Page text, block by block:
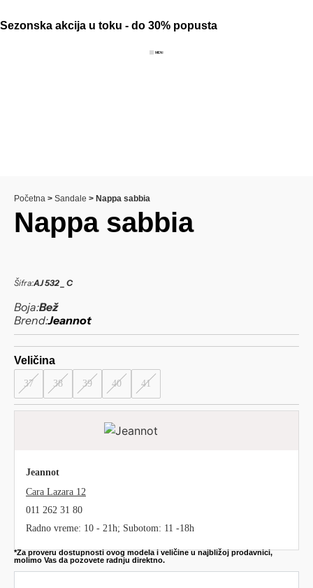
Sezonska akcija u toku - do 30% popusta
Početna > Sandale > Nappa sabbia
Nappa sabbia
Šifra:AJ 532 _ C
Boja:Bež
Brend:Jeannot
Veličina
37 38 39 40 41
Jeannot
Cara Lazara 12
011 262 31 80
Radno vreme: 10 - 21h; Subotom: 11 -18h
*Za proveru dostupnosti ovog modela i veličine u najbližoj prodavnici,
molimo Vas da pozovete radnju direktno.